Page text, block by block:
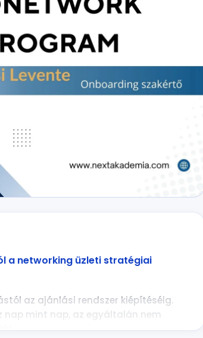
a networking üzleti stratégiai
az ajánlási rendszer kiépítéséig.
nap mint nap, az egyáltalán nem